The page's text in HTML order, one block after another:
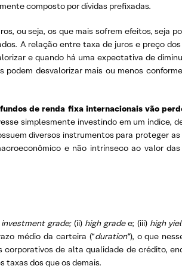
composto por dívidas prefixadas.
ou seja, os que mais sofrem efeitos, seja
A relação entre taxa de juros e preço
e quando há uma expectativa de
desvalorizar mais ou menos
de renda fixa internacionais vão
simplesmente investindo em um índice,
diversos instrumentos para proteger
e não intrínseco ao valor
investment grade; (ii) high gradee; (iii)high
médio da carteira (“duration“), o que
de alta qualidade de crédito,
taxas dos que os demais.